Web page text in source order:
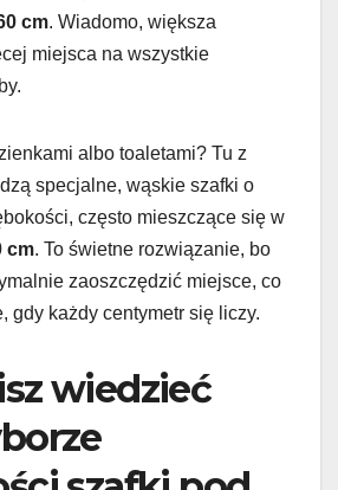
cm. Wiadomo, większa
miejsca na wszystkie
albo toaletami? Tu z
specjalne, wąskie szafki o
często mieszczące się w
cm. To świetne rozwiązanie, bo
zaoszczędzić miejsce, co
gdy każdy centymetr się liczy.
wiedzieć